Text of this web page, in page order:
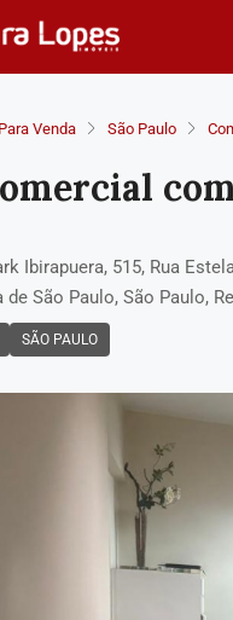
Para Venda São Paulo
Ibirapuera, 515, Rua
São Paulo, São Paulo,
SÃO PAULO